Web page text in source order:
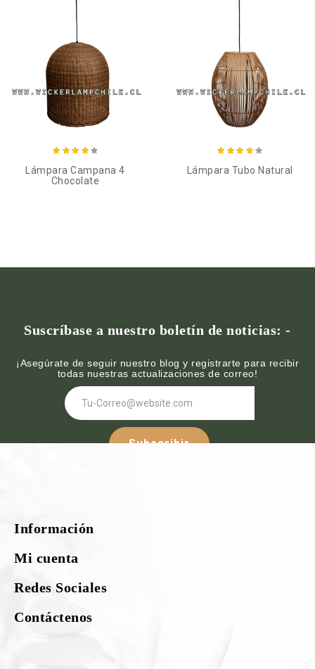
Añadir al carro
Lámpara Campana 4
Chocolate
Añadir al carro
Lámpara Tubo Natural
Suscríbase a nuestro boletín de noticias: -
¡Asegúrate de seguir nuestro blog y registrarte para recibir
todas nuestras actualizaciones de correo!
Subscribir
Información
Mi cuenta
Redes Sociales
Contáctenos